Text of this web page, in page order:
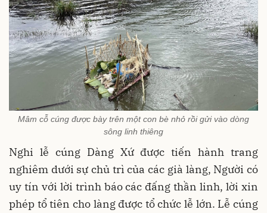
Mâm cỗ cúng được bày trên một con bè nhỏ rồi gửi vào dòng
sông linh thiêng
Nghi lễ cúng Dàng Xứ được tiến hành trang
nghiêm dưới sự chủ trì của các già làng, Người có
uy tín với lời trình báo các đấng thần linh, lời xin
phép tổ tiên cho làng được tổ chức lễ lớn. Lễ cúng